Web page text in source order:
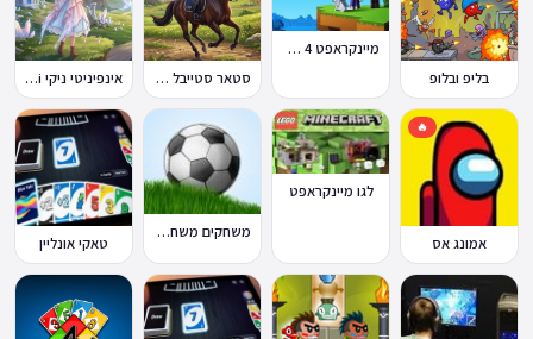
בליפ ובלופ
מיינקראפט 4 קלון
סטאר סטייבל Star Stable Online
אינפיניטי ניקי Infinity Nikki
🔥
אמונג אס
לגו מיינקראפט
משחקים משחקי כדורגל במחשב וברשת
טאקי אונליין